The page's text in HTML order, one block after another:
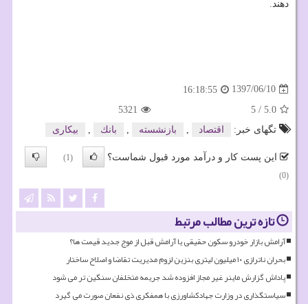
دهند.
1397/06/10
16:18:55
5.0
/
5
5321
تگهای خبر:
اقتصاد , بازنشسته , بانك , بیكاری
این پست کار و درآمد مورد قبول شماست؟
(1)
(0)
تازه ترین مطالب مرتبط
آرامش بازار خودرو سکون حقیقی یا آرامش قبل از موج جدید قیمت ها؟
بحران ناترازی ۱۰ میلیون لیتری بنزین لزوم مدیریت تقاضا و اصلاح ساختار
پاداش گزارش ماینر غیر مجاز افزوده شد جریمه متخلفان سنگین تر می شود
سیاستگذاری در وزارت جهادکشاورزی با همفکری ذی نفعان صورت می گیرد